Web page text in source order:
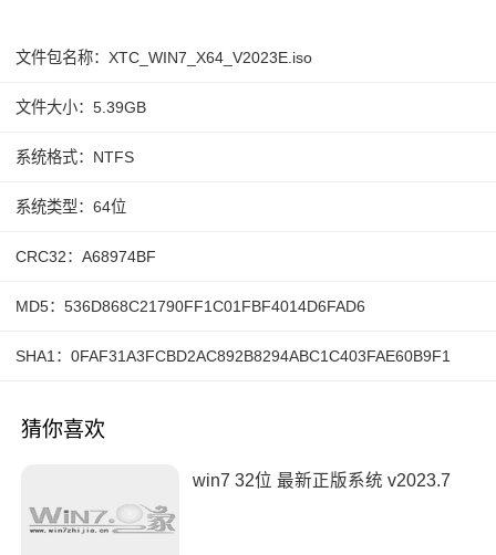
文件包名称：XTC_WIN7_X64_V2023E.iso
文件大小：5.39GB
系统格式：NTFS
系统类型：64位
CRC32：A68974BF
MD5：536D868C21790FF1C01FBF4014D6FAD6
SHA1：0FAF31A3FCBD2AC892B8294ABC1C403FAE60B9F1
猜你喜欢
win7 32位 最新正版系统 v2023.7